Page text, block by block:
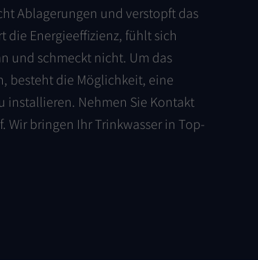
Ablagerungen und verstopft das
die Energieeffizienz, fühlt sich
und schmeckt nicht. Um das
besteht die Möglichkeit, eine
installieren. Nehmen Sie Kontakt
Wir bringen Ihr Trinkwasser in Top-